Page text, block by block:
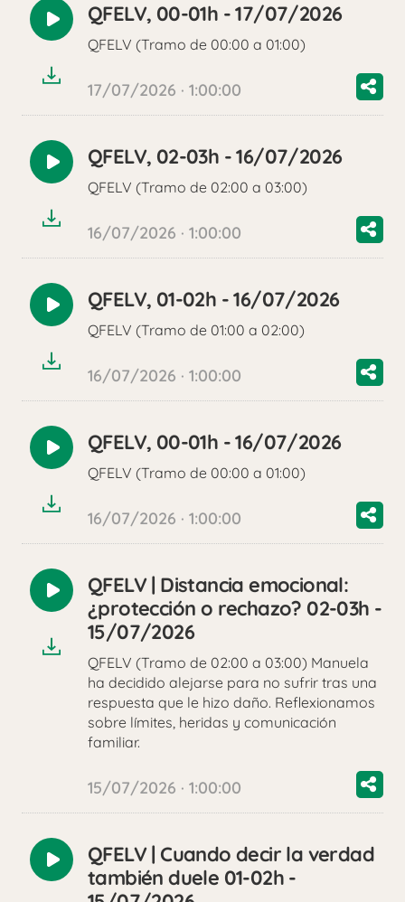
Reproducir
audio
QFELV, 00-01h - 17/07/2026
QFELV (Tramo de 00:00 a 01:00)
17/07/2026 · 1:00:00
Reproducir
audio
QFELV, 02-03h - 16/07/2026
QFELV (Tramo de 02:00 a 03:00)
16/07/2026 · 1:00:00
Reproducir
audio
QFELV, 01-02h - 16/07/2026
QFELV (Tramo de 01:00 a 02:00)
16/07/2026 · 1:00:00
Reproducir
audio
QFELV, 00-01h - 16/07/2026
QFELV (Tramo de 00:00 a 01:00)
16/07/2026 · 1:00:00
Reproducir
audio
QFELV | Distancia emocional:
¿protección o rechazo? 02-03h -
15/07/2026
QFELV (Tramo de 02:00 a 03:00) Manuela
ha decidido alejarse para no sufrir tras una
respuesta que le hizo daño. Reflexionamos
sobre límites, heridas y comunicación
familiar.
15/07/2026 · 1:00:00
Reproducir
audio
QFELV | Cuando decir la verdad
también duele 01-02h -